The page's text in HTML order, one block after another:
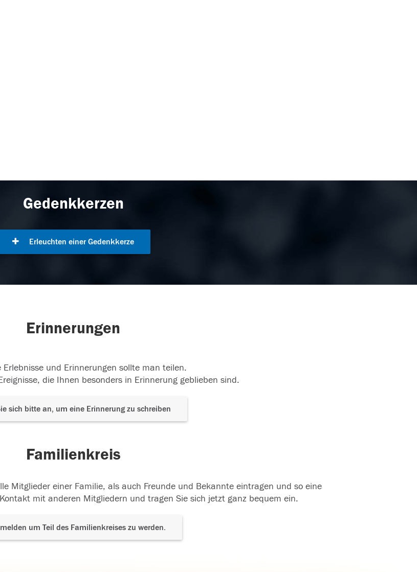
Gedenkkerzen
Erleuchten einer Gedenkkerze
Erinnerungen
Erlebnisse und Erinnerungen sollte man teilen.
die Ihnen besonders in Erinnerung geblieben sind.
sich bitte an, um eine Erinnerung zu schreiben
Familienkreis
Mitglieder einer Familie, als auch Freunde und Bekannte eintragen und so eine
mit anderen Mitgliedern und tragen Sie sich jetzt ganz bequem ein.
um Teil des Familienkreises zu werden.